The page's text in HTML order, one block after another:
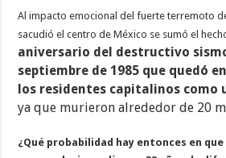
Al impacto emocional del fuerte terremoto
sacudió el centro de México se sumó el
aniversario del destructivo
septiembre de 1985 que quedó
los residentes capitalinos como
ya que murieron alrededor de 20
¿Qué probabilidad hay entonces en